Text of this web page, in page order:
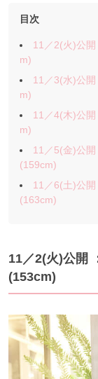
目次
11／2(火)公
m)
11／3(水)公
m)
11／4(木)公
m)
11／5(金)公
(159cm)
11／6(土)公
(163cm)
11／2(火)公開
(153cm)